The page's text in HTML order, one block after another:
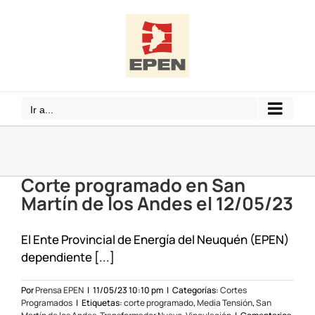
Ir a...
Corte programado en San
Martín de los Andes el 12/05/23
El Ente Provincial de Energía del Neuquén (EPEN)
dependiente [...]
PorPrensa EPEN | 11/05/23 10:10 pm | Categorías:Cortes
Programados | Etiquetas:corte programado,Media Tensión,San